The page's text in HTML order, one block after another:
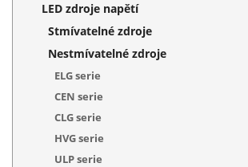
LED zdroje napětí
Stmívatelné zdroje
Nestmívatelné zdroje
ELG serie
CEN serie
CLG serie
HVG serie
ULP serie